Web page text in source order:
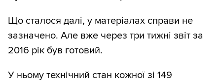
Що сталося далі, у матеріалах справи не
зазначено. Але вже через три тижні звіт за
2016 рік був готовий.
У ньому технічний стан кожної зі 149